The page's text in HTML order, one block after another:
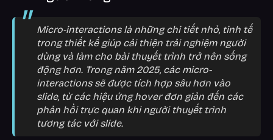
Micro-interactions là những chi tiết nhỏ, tinh tế
trong thiết kế giúp cải thiện trải nghiệm người
dùng và làm cho bài thuyết trình trở nên sống
động hơn. Trong năm 2025, các micro-
interactions sẽ được tích hợp sâu hơn vào
slide, từ các hiệu ứng hover đơn giản đến các
phản hồi trực quan khi người thuyết trình
tương tác với slide.